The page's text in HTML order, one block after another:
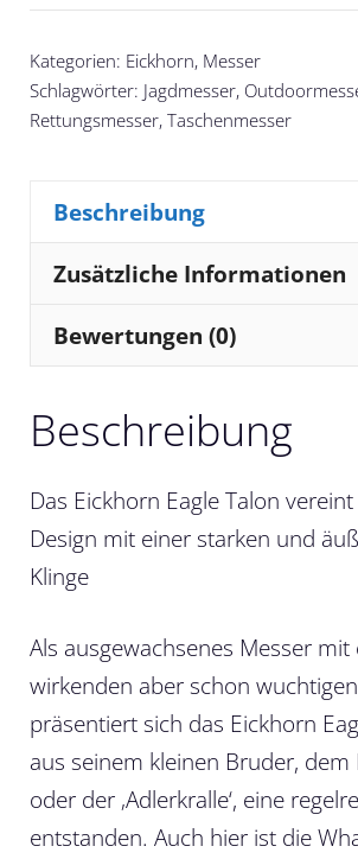
Kategorien: Eickhorn, Messer
Schlagwörter: Jagdmesser,
Rettungsmesser, Taschenmesser
Beschreibung
Zusätzliche Informationen
Bewertungen (0)
Beschreibung
Das Eickhorn Eagle Talon
Design mit einer starken und
Klinge
Als ausgewachsenes Messer mit
wirkenden aber schon
präsentiert sich das Eickhorn
aus seinem kleinen Bruder, dem
oder der ‚Adlerkralle‘, eine
entstanden. Auch hier ist die